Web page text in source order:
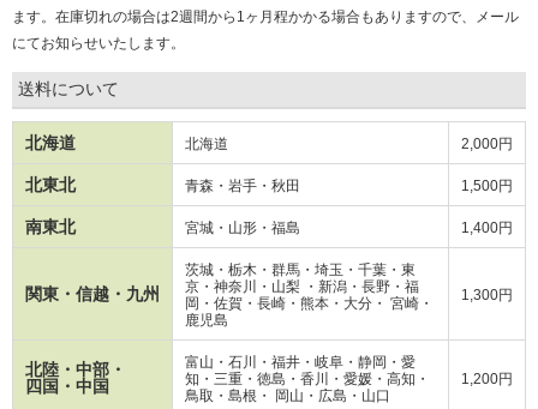
ます。在庫切れの場合は2週間から1ヶ月程かかる場合もありますので、メール
にてお知らせいたします。
送料について
北海道 北海道 2,000円
北東北 青森・岩手・秋田 1,500円
南東北 宮城・山形・福島 1,400円
関東・信越・九州
茨城・栃木・群馬・埼玉・千葉・東
京・神奈川・山梨 ・新潟・長野・ 福
岡・ 佐賀・長崎・熊本・大分・ 宮崎・
鹿児島
1,300円
北陸・中部・
四国・中国
富山・石川・福井・岐阜・静岡・愛
知・三重・徳島・香川・愛媛・高知・
鳥取・島根・ 岡山・広島・山口
1,200円